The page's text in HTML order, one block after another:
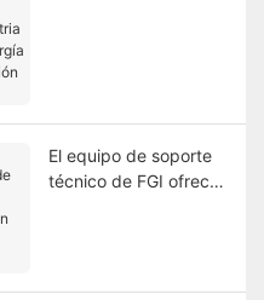
El equipo de soporte
técnico de FGI ofrece